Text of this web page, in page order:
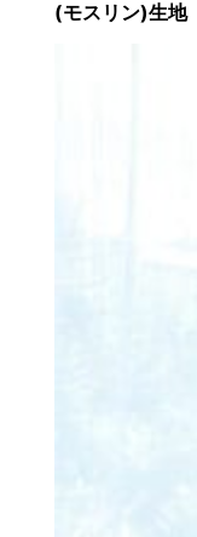
(モスリン)生地